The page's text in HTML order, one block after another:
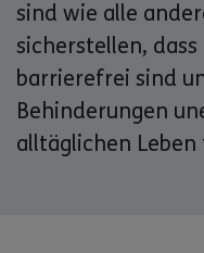
sind wie alle
sicherstellen,
barrierefrei sind
Behinderungen
alltäglichen